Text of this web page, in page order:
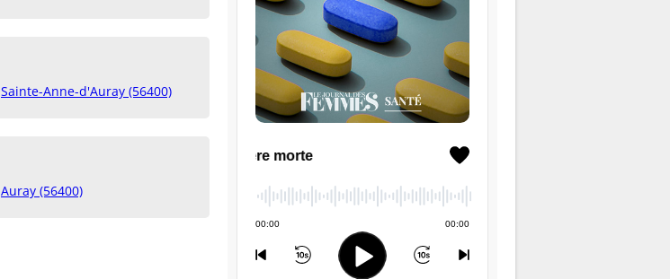
Sainte-Anne-d'Auray (56400)
Auray (56400)